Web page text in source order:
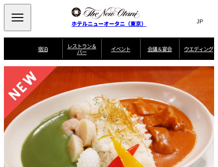
ホテルニューオータニ（東京） Search
サ
ト
内
検
窓
を
開
閉
言
切
替
え
メ
を
開
閉
JP(日本語)
EN
Select Language▼
宿泊
ゼクティブハ
ウス 禅
ニューオータニ・
ガーデンタワー スイートのご案内
客室一覧 宿泊プラン一覧 サービスガイド ルームサービス
ルニューオー
サービスア
ートメント 朝食のご案内
宿泊者限定
ディナ ーご優待
のご案内
誕生日や記念日の
お祝いに
レストラン＆
バー
ご案内
ソムリエ 個室のご案内
ご家族で楽し
む小個室
ビュッフェ
VIEW & DINING タワーレスト
ラン
ガーデンラウ
ンジ
トレーダーヴ
ィックス 東京
イベント 会議＆宴会
議
宴
会
プラン一覧
宴会ご予約・お問
合せフォーム
ウエディング
ウ
エ
デ
ィ
ン
グ
ウエディングスタ
イル
披露宴 料理・
ムービー TOKYO